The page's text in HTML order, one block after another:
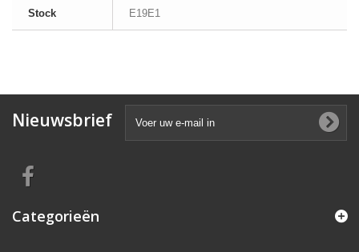
Stock E19E1
Nieuwsbrief
Categorieën